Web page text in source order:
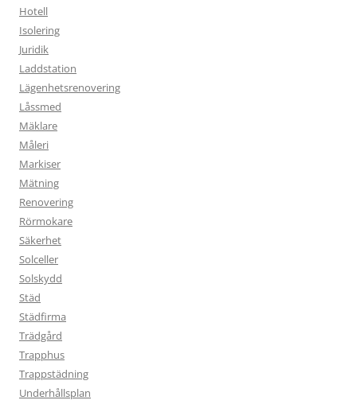
Hotell
Isolering
Juridik
Laddstation
Lägenhetsrenovering
Låssmed
Mäklare
Måleri
Markiser
Mätning
Renovering
Rörmokare
Säkerhet
Solceller
Solskydd
Städ
Städfirma
Trädgård
Trapphus
Trappstädning
Underhållsplan